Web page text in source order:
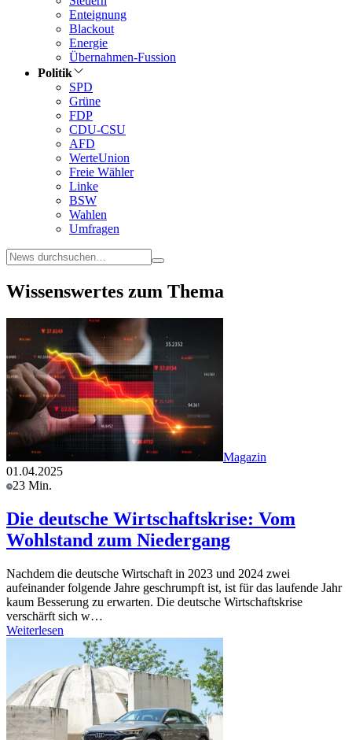
Enteignung
Blackout
Energie
Übernahmen-Fussion
Politik
SPD
Grüne
FDP
CDU-CSU
AFD
WerteUnion
Freie Wähler
Linke
BSW
Wahlen
Umfragen
Wissenswertes zum Thema
Magazin
01.04.2025
23 Min.
Die deutsche Wirtschaftskrise: Vom
Wohlstand zum Niedergang
Nachdem die deutsche Wirtschaft in 2023 und 2024 zwei
aufeinander folgende Jahre geschrumpft ist, ist für das laufende Jahr
kaum Besserung zu erwarten. Die deutsche Wirtschaftskrise
verschärft sich w…
Weiterlesen